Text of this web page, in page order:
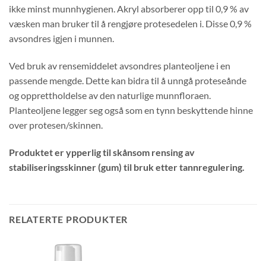
ikke minst munnhygienen. Akryl absorberer opp til 0,9 % av
væsken man bruker til å rengjøre protesedelen i. Disse 0,9 %
avsondres igjen i munnen.
Ved bruk av rensemiddelet avsondres planteoljene i en
passende mengde. Dette kan bidra til å unngå proteseånde
og opprettholdelse av den naturlige munnfloraen.
Planteoljene legger seg også som en tynn beskyttende hinne
over protesen/skinnen.
Produktet er ypperlig til skånsom rensing av
stabiliseringsskinner (gum) til bruk etter tannregulering.
RELATERTE PRODUKTER